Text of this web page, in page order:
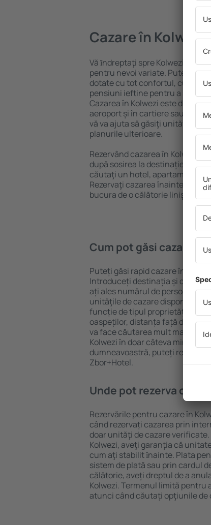
Cazare în Kolwezi
Vă ȋndreptaţi spre Kolwezi?
pentru nevoi variate. Puteți
dotate cu tot confortul, cu
pensiuni ieftine pentru a sta
Cazarea în Kolwezi este
aeroport și în cartiere sau
vă va ajuta să găsiţi unităţi de
planurile ulterioare.
Rezervând cazarea în Kolwezi
după sosirea la destinație vă
căutaţi un hotel, apartament
Rezervaţi cazarea înainte de
bucura de o călătorie liniştită.
Cum pot găsi cazare în
Puteți găsi rapid cazare în
Introduceți destinația și datele
ați ales numărul de persoane,
unităţile de cazare disponibile în
funcție de tipul proprietăţii,
oaspeților, distanța față de
va face căutarea mult mai
Kolwezi în doar câteva minute.
dumneavoastră, puteți rezerva
Zbor+Hotel.
Unde pot rezerva
Rezervările pentru cazare în
când rezervați cazarea prin
doar unităţi de cazare
Kolwezi, aveţi garanţia că
cum aţi stabilit ȋnainte. Plata
sistem de plată sau prin cardul
călătorie, aveți dreptul de a
Kolwezi. Termenul limită
atunci când căutați opţiunile de